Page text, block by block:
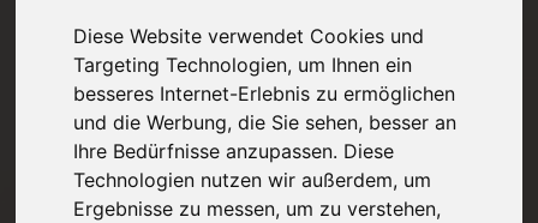
Diese Website verwendet Cookies und
Targeting Technologien, um Ihnen ein
besseres Internet-Erlebnis zu ermöglichen
und die Werbung, die Sie sehen, besser an
Ihre Bedürfnisse anzupassen. Diese
Technologien nutzen wir außerdem, um
Ergebnisse zu messen, um zu verstehen,